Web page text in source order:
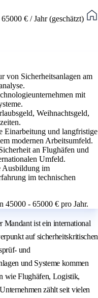
€ / Jahr (geschätzt)
von Sicherheitsanlagen am
mit
Weihnachtsgeld,
Einarbeitung und langfristige
modernen Arbeitsumfeld.
an Flughäfen und
Umfeld.
Ausbildung im
im technischen
45000 - 65000 € pro Jahr.
ist ein international
auf sicherheitskritischen
und
und Systeme kommen
wie Flughäfen, Logistik,
zählt seit vielen